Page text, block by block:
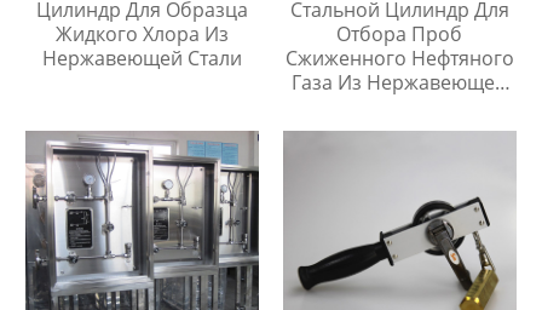
Цилиндр Для Образца
Жидкого Хлора Из
Нержавеющей Стали
Стальной Цилиндр Для
Отбора Проб
Сжиженного Нефтяного
Газа Из Нержавеющей
Быстрого Соединителя